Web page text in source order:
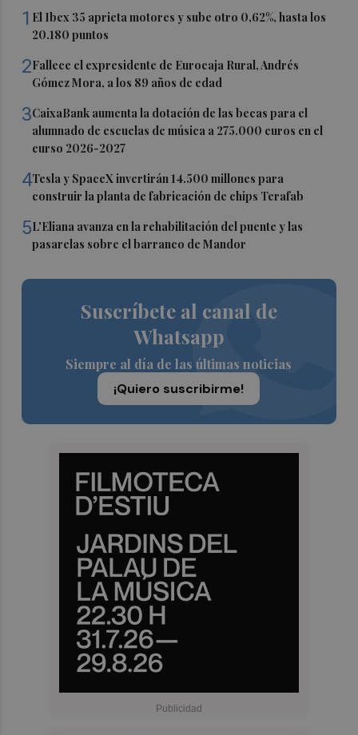
1 El Ibex 35 aprieta motores y sube otro 0,62%, hasta los
20.180 puntos
2Fallece el expresidente de Eurocaja Rural, Andrés
Gómez Mora, a los 89 años de edad
3CaixaBank aumenta la dotación de las becas para el
alumnado de escuelas de música a 275.000 euros en el
curso 2026-2027
4Tesla y SpaceX invertirán 14.500 millones para
construir la planta de fabricación de chips Terafab
5L'Eliana avanza en la rehabilitación del puente y las
pasarelas sobre el barranco de Mandor
Suscríbete al canal de
Whatsapp
Siempre al día de las últimas noticias
¡Quiero suscribirme!